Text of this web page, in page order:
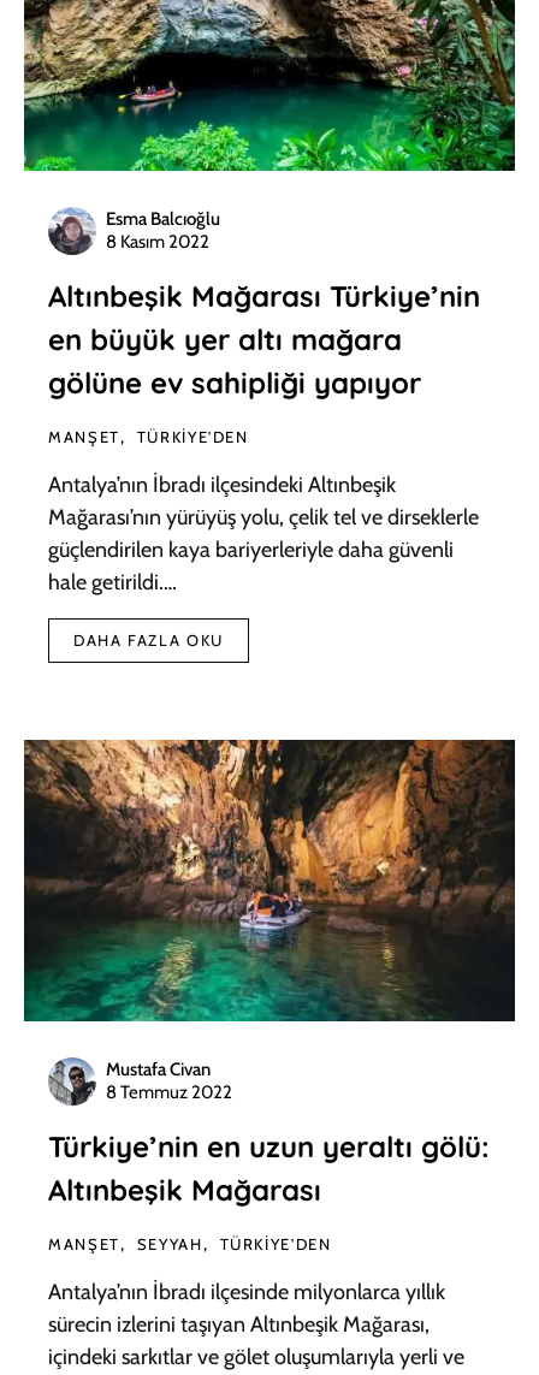
Esma Balcıoğlu
8 Kasım 2022
Altınbeşik Mağarası Türkiye’nin
en büyük yer altı mağara
gölüne ev sahipliği yapıyor
MANŞET TÜRKIYE'DEN
Antalya’nın İbradı ilçesindeki Altınbeşik
Mağarası’nın yürüyüş yolu, çelik tel ve dirseklerle
güçlendirilen kaya bariyerleriyle daha güvenli
hale getirildi.…
DAHA FAZLA OKU
Mustafa Civan
8 Temmuz 2022
Türkiye’nin en uzun yeraltı gölü:
Altınbeşik Mağarası
MANŞET SEYYAH TÜRKIYE'DEN
Antalya’nın İbradı ilçesinde milyonlarca yıllık
sürecin izlerini taşıyan Altınbeşik Mağarası,
içindeki sarkıtlar ve gölet oluşumlarıyla yerli ve